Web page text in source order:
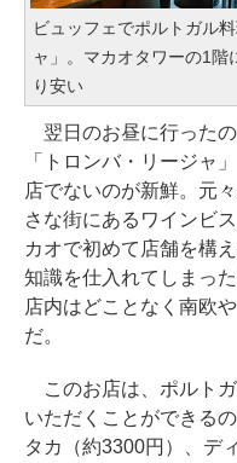
ビュッフェでポルトガル
ャ」。マカオタワーの1
り安い
翌日のお昼に行った
「トロンバ・リージャ
店でないのが新鮮。元
さな街にあるワインビ
カオで初めて店舗を構
知識を仕入れてしまっ
店内はどことなく南欧
だ。
このお店は、ポルト
いただくことができる
タカ（約3300円）、デ